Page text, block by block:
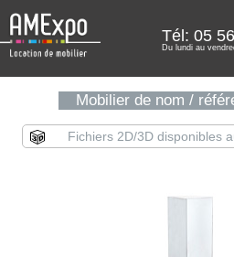
Tél: 05
Du lundi au
Mobilier de nom /
Fichiers 2D/3D disponibles